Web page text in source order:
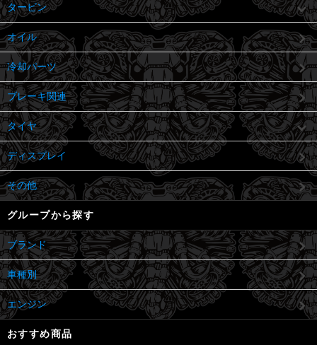
タービン
オイル
冷却パーツ
ブレーキ関連
タイヤ
ディスプレイ
その他
グループから探す
ブランド
車種別
エンジン
おすすめ商品